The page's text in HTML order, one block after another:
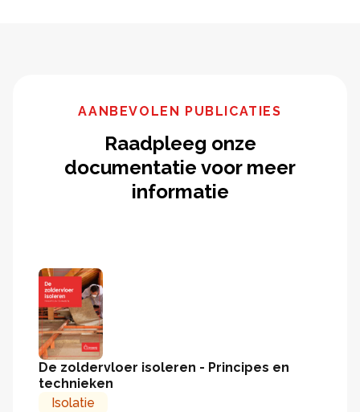
AANBEVOLEN PUBLICATIES
Raadpleeg onze
documentatie voor meer
informatie
De zoldervloer isoleren - Principes en
technieken
Isolatie